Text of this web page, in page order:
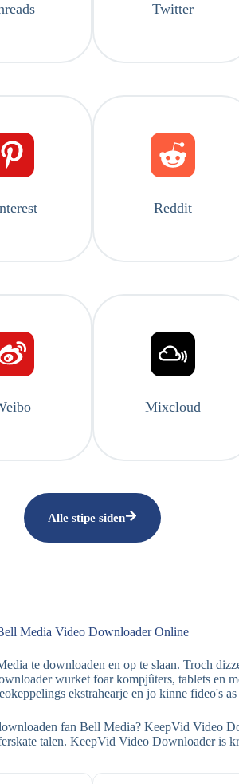
Twitter
Reddit
Mixcloud
Alle stipe siden
Media Video Downloader Online
te downloaden en op te slaan. Troch
wurket foar kompjûters, tablets en
ekstrahearje en jo kinne fideo's
fan Bell Media? KeepVid Video
talen. KeepVid Video Downloader is